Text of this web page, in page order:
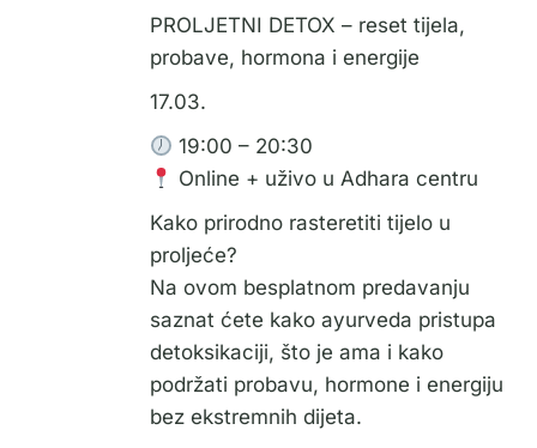
PROLJETNI DETOX – reset tijela,
probave, hormona i energije
17.03.
19:00 – 20:30
Online + uživo u Adhara centru
Kako prirodno rasteretiti tijelo u
proljeće?
Na ovom besplatnom predavanju
saznat ćete kako ayurveda pristupa
detoksikaciji, što je ama i kako
podržati probavu, hormone i energiju
bez ekstremnih dijeta.